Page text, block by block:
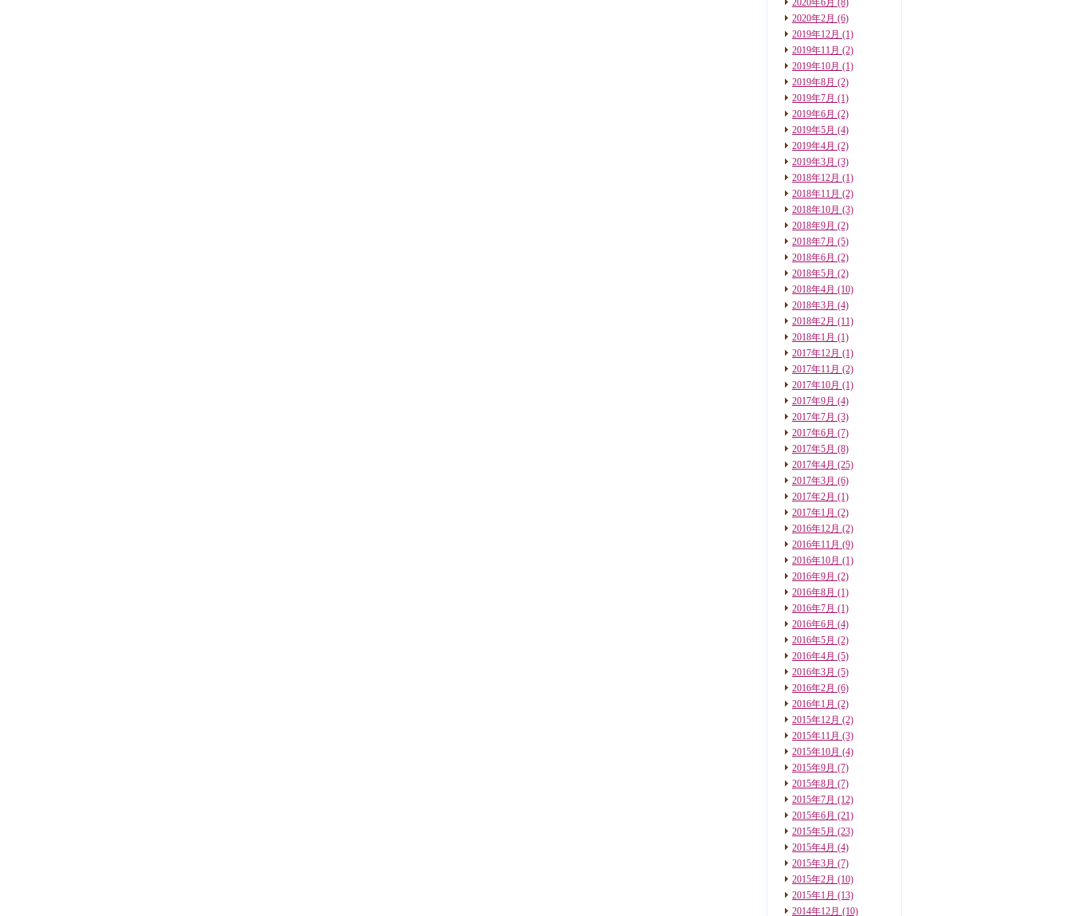
2020年6月 (8)
2020年2月 (6)
2019年12月 (1)
2019年11月 (2)
2019年10月 (1)
2019年8月 (2)
2019年7月 (1)
2019年6月 (2)
2019年5月 (4)
2019年4月 (2)
2019年3月 (3)
2018年12月 (1)
2018年11月 (2)
2018年10月 (3)
2018年9月 (2)
2018年7月 (5)
2018年6月 (2)
2018年5月 (2)
2018年4月 (10)
2018年3月 (4)
2018年2月 (11)
2018年1月 (1)
2017年12月 (1)
2017年11月 (2)
2017年10月 (1)
2017年9月 (4)
2017年7月 (3)
2017年6月 (7)
2017年5月 (8)
2017年4月 (25)
2017年3月 (6)
2017年2月 (1)
2017年1月 (2)
2016年12月 (2)
2016年11月 (9)
2016年10月 (1)
2016年9月 (2)
2016年8月 (1)
2016年7月 (1)
2016年6月 (4)
2016年5月 (2)
2016年4月 (5)
2016年3月 (5)
2016年2月 (6)
2016年1月 (2)
2015年12月 (2)
2015年11月 (3)
2015年10月 (4)
2015年9月 (7)
2015年8月 (7)
2015年7月 (12)
2015年6月 (21)
2015年5月 (23)
2015年4月 (4)
2015年3月 (7)
2015年2月 (10)
2015年1月 (13)
2014年12月 (10)